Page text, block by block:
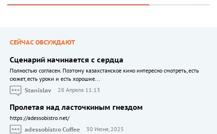
СЕЙЧАС ОБСУЖДАЮТ
Сценарий начинается с сердца
Полностью согласен. Поэтому казахстанское кино интересно смотреть, есть
сюжет, есть уроки и есть хорошие...
Stanislav
28 Апреля 11:13
Пролетая над ласточкиным гнездом
https://adessobistro.net/
adessobistro Coffee
30 Июня, 2025